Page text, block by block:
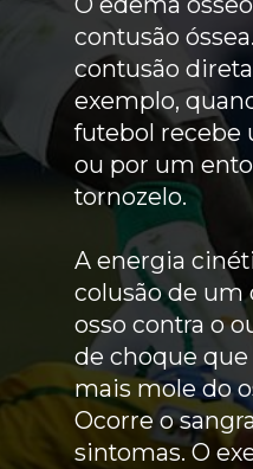
contusão
contusão
exemplo,
futebol recebe
ou por um
tornozelo.
A energia
colusão de um
osso contra o
de choque
mais mole do
Ocorre o
sintomas. O